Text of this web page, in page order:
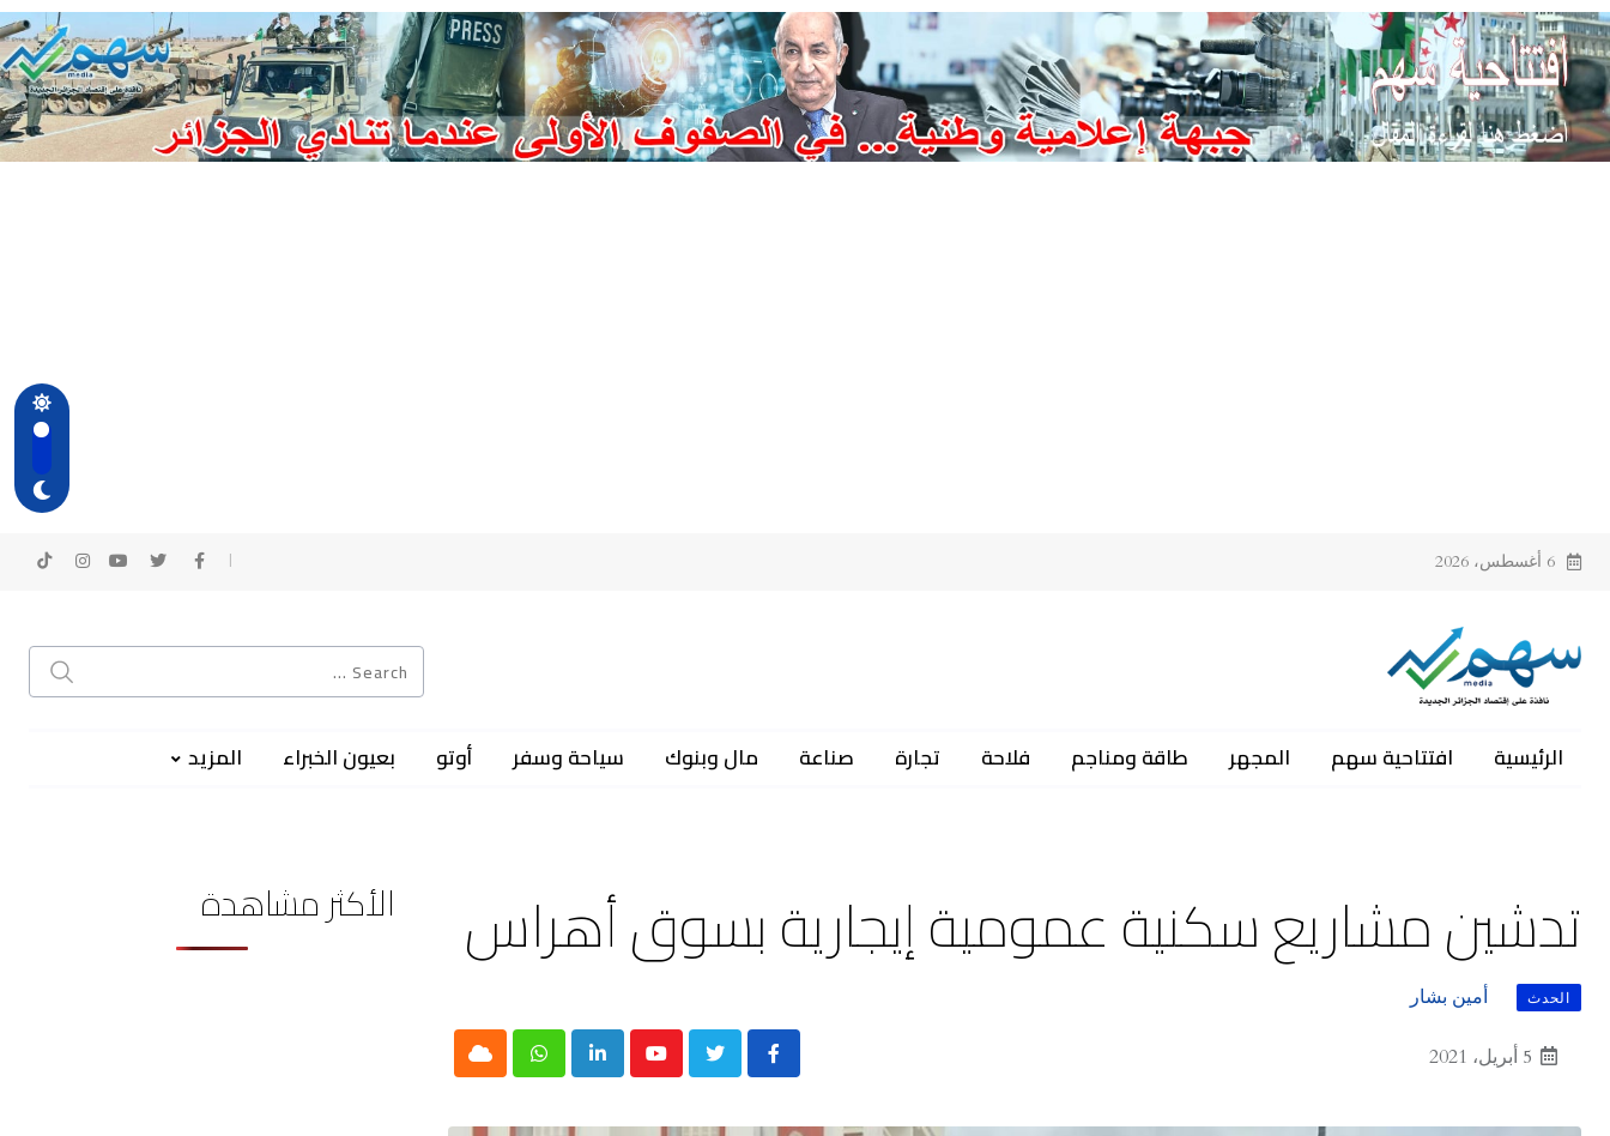
Skip
to
content
6 أغسطس، 2026
الرئيسية افتتاحية سهم المجهر طاقة ومناجم فلاحة تجارة صناعة مال وبنوك سياحة وسفر أوتو بعيون الخبراء المزيد
تدشين مشاريع سكنية عمومية إيجارية بسوق أهراس
الحدث أمين بشار
5 أبريل، 2021 Youtube
LinkedIn
Whatsapp
Cloud
الأكثر مشاهدة